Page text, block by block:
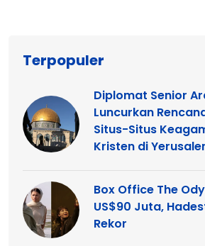
Terpopuler
Diplomat Senior
Luncurkan
Situs-Situs
Kristen di
Box Office The
US$90 Juta,
Rekor